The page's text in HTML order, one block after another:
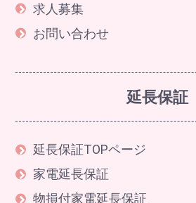
求人募集
お問い合わせ
延長保証
延長保証TOPページ
家電延長保証
物損付家電延長保証